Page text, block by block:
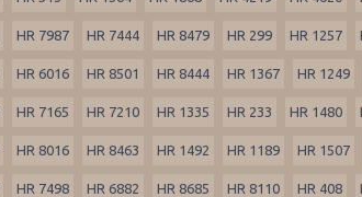
HR 7987 HR 7444 HR 8479 HR 299 HR 1257
HR 6016 HR 8501 HR 8444 HR 1367 HR 1249
HR 7165 HR 7210 HR 1335 HR 233 HR 1480
HR 8016 HR 8463 HR 1492 HR 1189 HR 1507
HR 7498 HR 6882 HR 8685 HR 8110 HR 408